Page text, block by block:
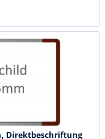
Direktbeschriftung